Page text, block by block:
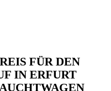
FÜR DEN
IN ERFURT